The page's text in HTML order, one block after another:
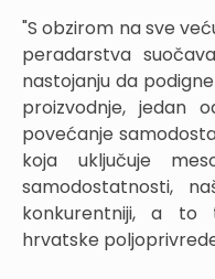
"S obzirom na sve
peradarstva
nastojanju da
proizvodnje, jedan
povećanje
koja uključuje
samodostatnosti,
konkurentniji, a
hrvatske